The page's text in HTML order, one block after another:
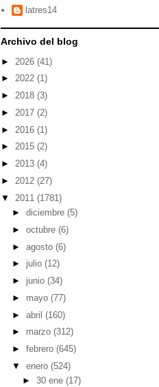
latres14
Archivo del blog
► 2026 (41)
► 2022 (1)
► 2018 (3)
► 2017 (2)
► 2016 (1)
► 2015 (2)
► 2013 (4)
► 2012 (27)
▼ 2011 (1781)
► diciembre (5)
► octubre (6)
► agosto (6)
► julio (12)
► junio (34)
► mayo (77)
► abril (160)
► marzo (312)
► febrero (645)
▼ enero (524)
►30 ene(17)